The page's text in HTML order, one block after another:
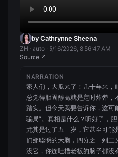
by Cathrynne Sheena
ZH · auto · 5/16/2026, 8:56:47 AM
Source ↗
NARRATION
家人们，大瓜来了！几十年来，
总觉得胆固醇高就是定时炸弹，
踏实。但今天我要告诉你，这可
骗局”。真相是什么？听好了，
尤其是过了五十岁，它甚至可能
们那聪明的大脑，四分之一到三
没它，你连吐槽老板的脑子都没